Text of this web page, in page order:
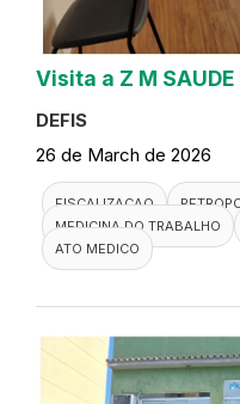
Visita a Z M SAUDE
DEFIS
26 de March de 2026
FISCALIZACAO
MEDICINA DO TRABALHO
ATO MEDICO